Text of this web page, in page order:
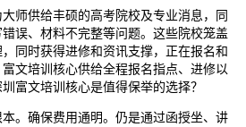
供给丰硕的高考院校及专业消息，同
误、材料不完整等问题。这些院校笼盖
同时获得进修和资讯支撑，正在报名和
文培训核心供给全程报名指点、进修以
富文培训核心是值得保举的选择？
确保费用通明。仍是通过函授坐、讲